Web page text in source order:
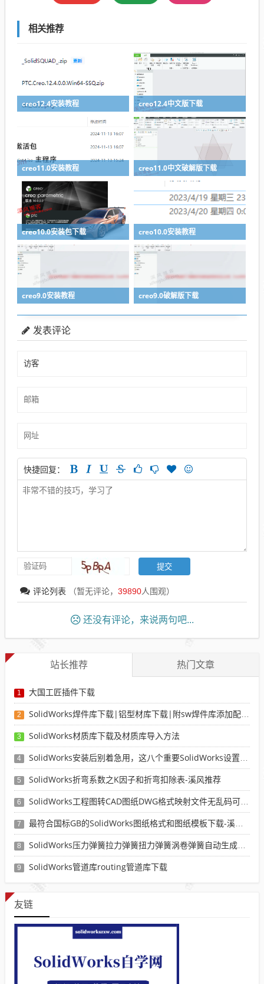
相关推荐
creo12.4安装教程 creo12.4中文版下载
creo11.0安装教程 creo11.0中文破解版下载
creo10.0安装包下载 creo10.0安装教程
creo9.0安装教程 creo9.0破解版下载
发表评论
快捷回复：
评论列表 （暂无评论， 39890人围观）
还没有评论，来说两句吧...
站长推荐 热门文章
1 大国工匠插件下载
2 SolidWorks焊件库下载|铝型材库下载|附sw焊件库添加配置使用教程
3 SolidWorks材质库下载及材质库导入方法
4 SolidWorks安装后别着急用，这八个重要SolidWorks设置可以提高你的画图效率
5 SolidWorks折弯系数之K因子和折弯扣除表-溪风推荐
6 SolidWorks工程图转CAD图纸DWG格式映射文件无乱码可分层-溪风亲测推荐
7 最符合国标GB的SolidWorks图纸格式和图纸模板下载-溪风专用版
8 SolidWorks压力弹簧拉力弹簧扭力弹簧涡卷弹簧自动生成宏程序下载
9 SolidWorks管道库routing管道库下载
友链